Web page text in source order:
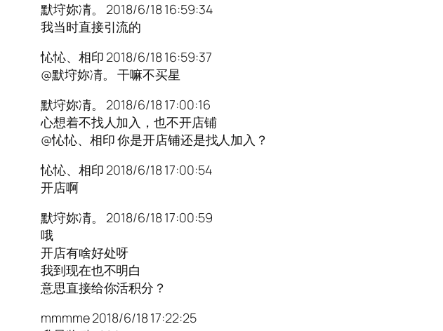
默垨妳凊。 2018/6/18 16:59:34
我当时直接引流的
㤈㤈、相印 2018/6/18 16:59:37
@默垨妳凊。 干嘛不买星
默垨妳凊。 2018/6/18 17:00:16
心想着不找人加入，也不开店铺
@㤈㤈、相印 你是开店铺还是找人加入？
㤈㤈、相印 2018/6/18 17:00:54
开店啊
默垨妳凊。 2018/6/18 17:00:59
哦
开店有啥好处呀
我到现在也不明白
意思直接给你活积分？
mmmme 2018/6/18 17:22:25